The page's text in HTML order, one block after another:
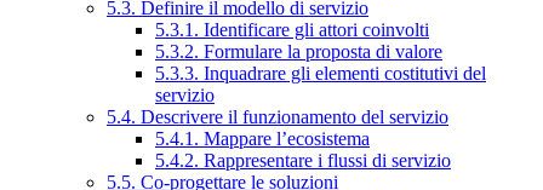
5.3. Definire il modello di servizio
5.3.1. Identificare gli attori coinvolti
5.3.2. Formulare la proposta di valore
5.3.3. Inquadrare gli elementi costitutivi del
servizio
5.4. Descrivere il funzionamento del servizio
5.4.1. Mappare l’ecosistema
5.4.2. Rappresentare i flussi di servizio
5.5. Co-progettare le soluzioni